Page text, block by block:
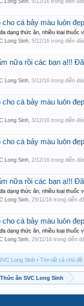
cá bảy màu luôn
dạng thức ăn, nhiều loại thuốc
Long Sinh ,5/12/16 trong diễn
nữa rồi các bạn ạ!!!
Long Sinh ,3/12/16 trong diễn
cá bảy màu luôn
Long Sinh ,3/12/16 trong diễn
cá bảy màu luôn
Long Sinh ,2/12/16 trong diễn
nữa rồi các bạn ạ!!!
dạng thức ăn, nhiều loại thuốc
Long Sinh ,29/11/16 trong diễn
cá bảy màu luôn
dạng thức ăn, nhiều loại thuốc
Long Sinh ,29/11/16 trong diễn
Long Sinh Tìm tất cả chủ
Thức ăn SVC Long Sinh